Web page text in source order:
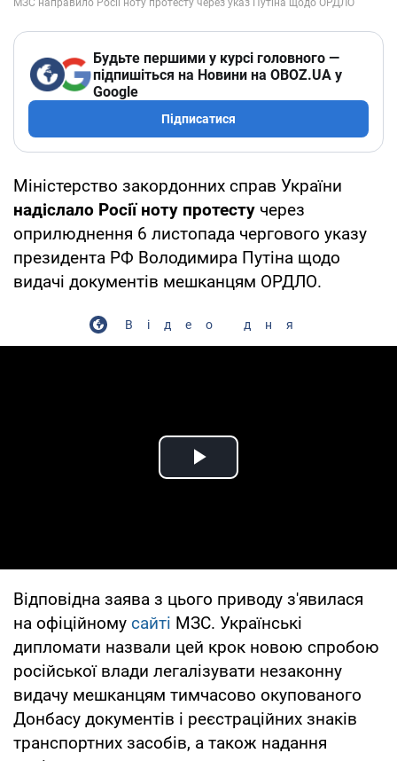
Будьте першими у курсі головного —
підпишіться на Новини на OBOZ.UA у
Google
Підписатися
Міністерство закордонних справ України
надіслало Росії ноту протесту через
оприлюднення 6 листопада чергового указу
президента РФ Володимира Путіна щодо
видачі документів мешканцям ОРДЛО.
Відео дня
Play Video
Відповідна заява з цього приводу з'явилася
на офіційному сайті МЗС. Українські
дипломати назвали цей крок новою спробою
російської влади легалізувати незаконну
видачу мешканцям тимчасово окупованого
Донбасу документів і реєстраційних знаків
транспортних засобів, а також надання